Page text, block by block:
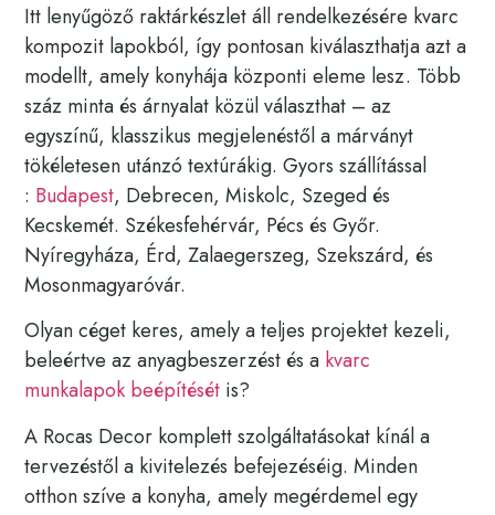
Itt lenyűgöző raktárkészlet áll rendelkezésére kvarc
kompozit lapokból, így pontosan kiválaszthatja azt a
modellt, amely konyhája központi eleme lesz. Több
száz minta és árnyalat közül választhat – az
egyszínű, klasszikus megjelenéstől a márványt
tökéletesen utánzó textúrákig. Gyors szállítással
: Budapest, Debrecen, Miskolc, Szeged és
Kecskemét. Székesfehérvár, Pécs és Győr.
Nyíregyháza, Érd, Zalaegerszeg, Szekszárd, és
Mosonmagyaróvár.
Olyan céget keres, amely a teljes projektet kezeli,
beleértve az anyagbeszerzést és a kvarc
munkalapok beépítését is?
A Rocas Decor komplett szolgáltatásokat kínál a
tervezéstől a kivitelezés befejezéséig. Minden
otthon szíve a konyha, amely megérdemel egy